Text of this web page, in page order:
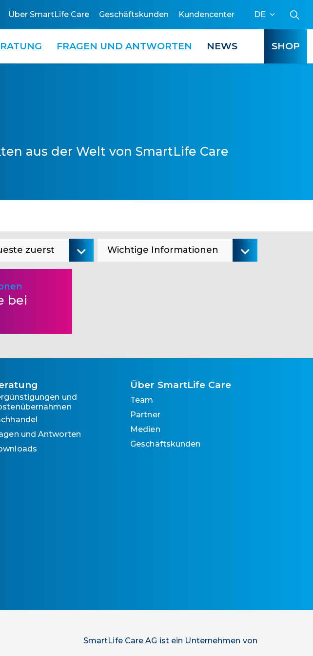
Über SmartLife Care Geschäftskunden Kundencenter DE
FRAGEN UND ANTWORTEN NEWS SHOP
aus der Welt von SmartLife Care
Wichtige Informationen
zuerst
bei
und
und Antworten
Über SmartLife Care
Team
Partner
Medien
Geschäftskunden
SmartLife Care AG ist ein Unternehmen von